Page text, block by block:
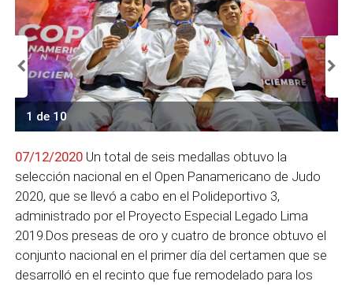
1 de 10
07/12/2020 Un total de seis medallas obtuvo la
selección nacional en el Open Panamericano de Judo
2020, que se llevó a cabo en el Polideportivo 3,
administrado por el Proyecto Especial Legado Lima
2019.Dos preseas de oro y cuatro de bronce obtuvo el
conjunto nacional en el primer día del certamen que se
desarrolló en el recinto que fue remodelado para los